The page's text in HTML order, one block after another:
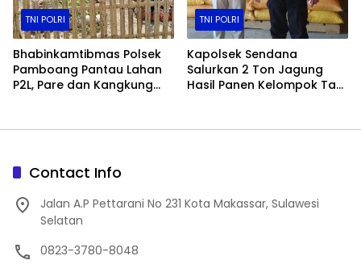
TNI POLRI
Bhabinkamtibmas Polsek
Pamboang Pantau Lahan
P2L, Pare dan Kangkung
TNI POLRI
Kapolsek Sendana
Salurkan 2 Ton Jagung
Hasil Panen Kelompok Tani
Contact Info
Jalan A.P Pettarani No 231 Kota Makassar, Sulawesi
Selatan
0823-3780-8048